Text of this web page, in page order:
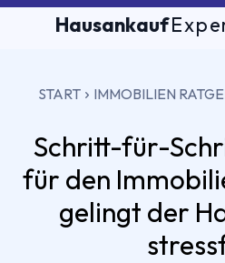
Hausankauf
START IMMOBILIEN
Schritt-für-
für den
gelingt der